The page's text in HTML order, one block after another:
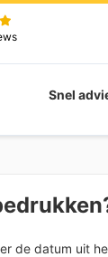
Snel
de datum uit